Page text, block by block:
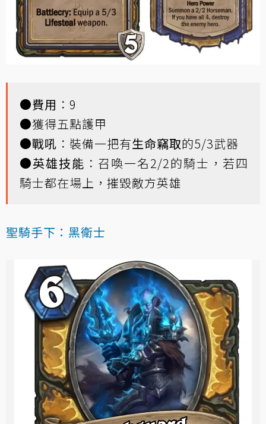
●費用 ：9
●獲得五點護甲
●戰吼 ：裝備一把有生命竊取的5/3武器
●英雄技能 ：召喚一名2/2的騎士，若四
騎士都在場上，摧毀敵方英雄
聖騎手下：黑衛士